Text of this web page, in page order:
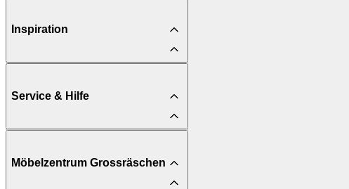
Inspiration
Service & Hilfe
Möbelzentrum Grossräschen